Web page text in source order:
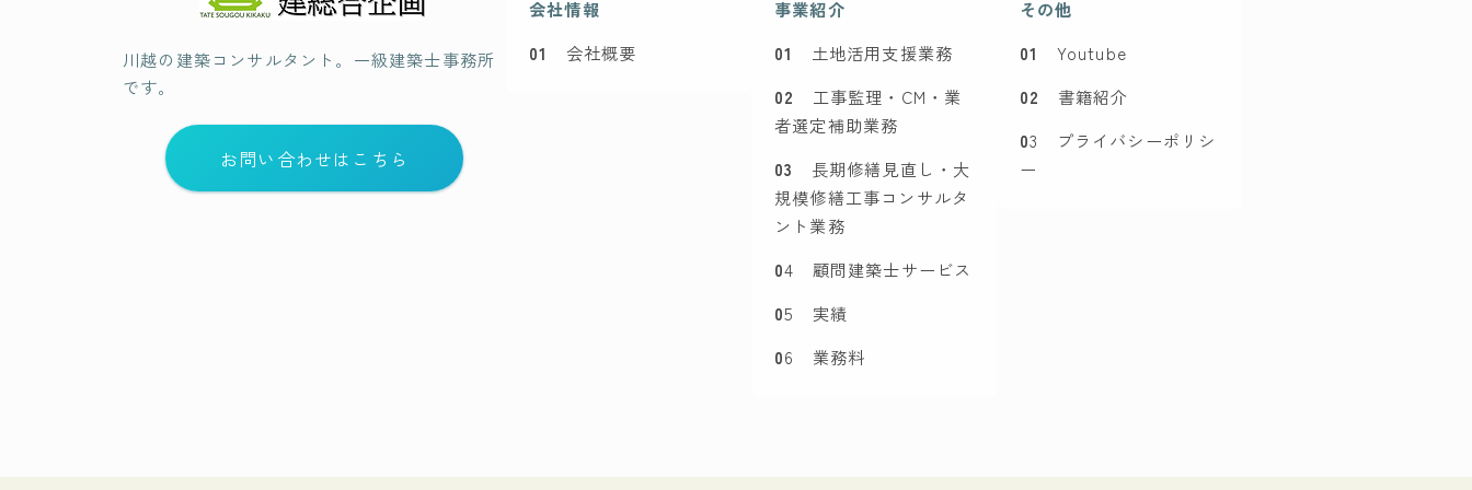
川越の建築コンサルタント。一級建築士事務所
です。
お問い合わせはこちら
会社情報
01
会社概要
事業紹介
01
土地活用支援業務
02
工事監理・CM・業
者選定補助業務
03
長期修繕見直し・大
規模修繕工事コンサルタ
ント業務
04 顧問建築士サービス
05 実績
06 業務料
その他
01
Youtube
02
書籍紹介
03 プライバシーポリシ
ー